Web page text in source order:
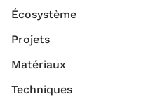
Écosystème
Projets
Matériaux
Techniques